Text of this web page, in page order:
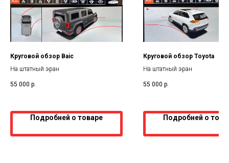
Круговой обзор Baic
На штатный эран
55 000 р.
Подробней о товаре
Круговой обзор Toyota
На штатный эран
55 000 р.
Подробней о